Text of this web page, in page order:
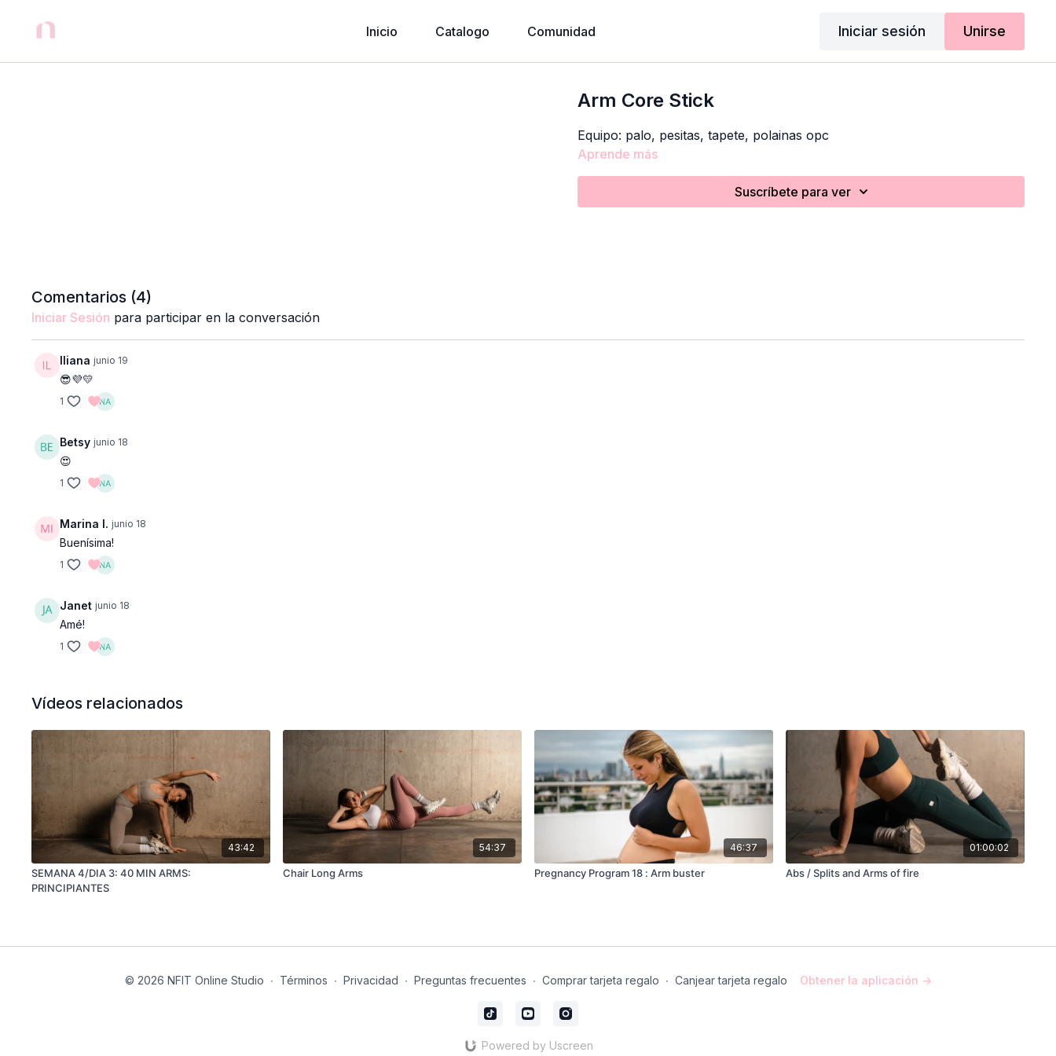
Inicio Catalogo Comunidad Iniciar sesión Unirse
Arm Core Stick
Equipo: palo, pesitas, tapete, polainas opc
Aprende más
Suscríbete para ver
Comentarios (4)
Iniciar Sesión para participar en la conversación
Iliana junio 19
😎💜💛
1
Betsy junio 18
😍
1
Marina I. junio 18
Buenísima!
1
Janet junio 18
Amé!
1
Vídeos relacionados
43:42
SEMANA 4/DIA 3: 40 MIN ARMS:
PRINCIPIANTES
54:37
Chair Long Arms
46:37
Pregnancy Program 18 : Arm buster
01:00:02
Abs / Splits and Arms of fire
© 2026 NFIT Online Studio ∙ Términos ∙ Privacidad ∙ Preguntas frecuentes ∙ Comprar tarjeta regalo ∙ Canjear tarjeta regalo Obtener la aplicación ->
Powered by Uscreen